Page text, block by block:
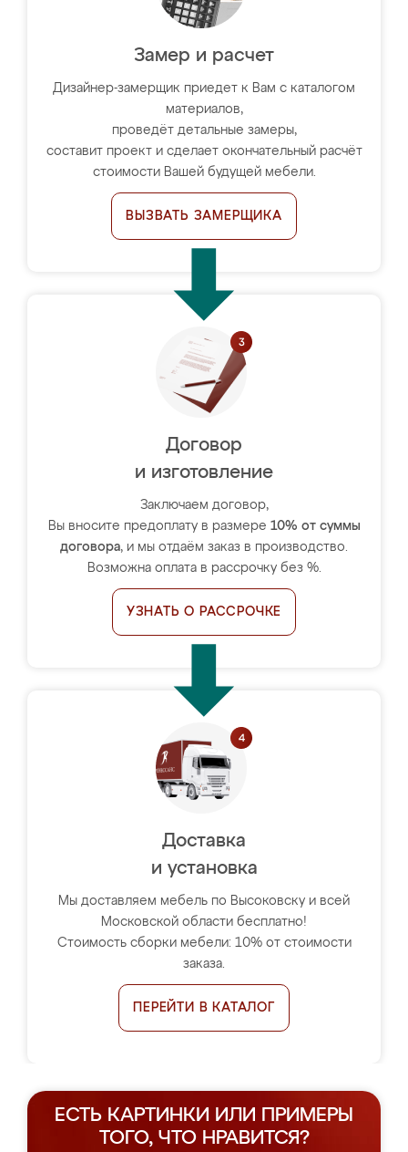
Замер и расчет
Дизайнер-замерщик приедет к Вам с каталогом
материалов,
проведёт детальные замеры,
составит проект и сделает окончательный расчёт
стоимости Вашей будущей мебели.
ВЫЗВАТЬ ЗАМЕРЩИКА
Договор
и изготовление
Заключаем договор,
Вы вносите предоплату в размере 10% от суммы
договора, и мы отдаём заказ в производство.
Возможна оплата в рассрочку без %.
УЗНАТЬ О РАССРОЧКЕ
Доставка
и установка
Мы доставляем мебель по Высоковску и всей
Московской области бесплатно!
Стоимость сборки мебели: 10% от стоимости
заказа.
ПЕРЕЙТИ В КАТАЛОГ
ЕСТЬ КАРТИНКИ ИЛИ ПРИМЕРЫ
ТОГО, ЧТО НРАВИТСЯ?